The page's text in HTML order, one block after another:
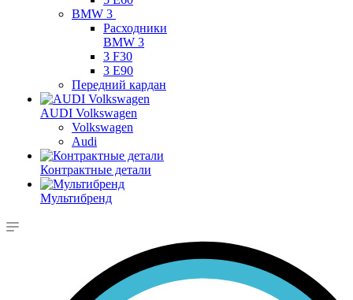
BMW 3
Расходники
BMW 3
3 F30
3 E90
Передний кардан
AUDI Volkswagen
Volkswagen
Audi
Контрактные детали
Мультибренд